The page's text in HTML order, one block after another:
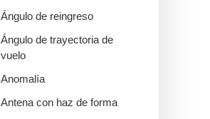
Ángulo de reingreso
Ángulo de trayectoria de
vuelo
Anomalía
Antena con haz de forma